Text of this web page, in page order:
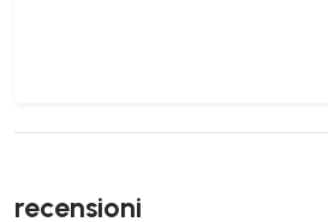
recensioni